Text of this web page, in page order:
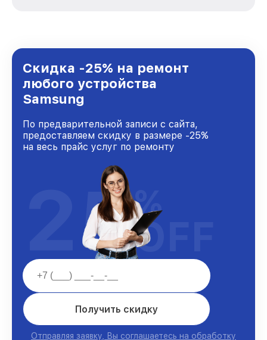
городе Москве, постоянно повышая уровень
доверия и лояльности наших клиентов.
Скидка -25% на ремонт
любого устройства
Samsung
По предварительной записи с сайта,
предоставляем скидку в размере -25%
на весь прайс услуг по ремонту
Получить скидку
Отправляя заявку, Вы соглашаетесь на обработку
25%
OFF